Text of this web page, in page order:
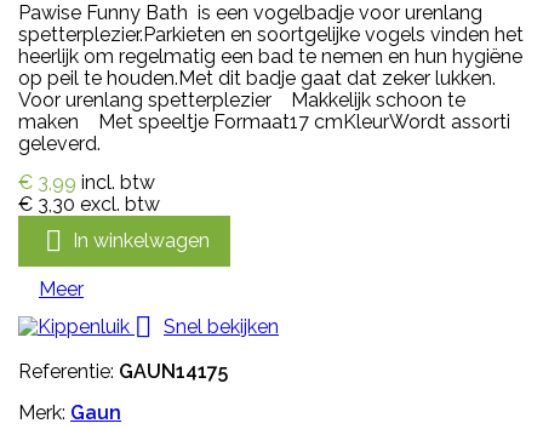
Pawise Funny Bath is een vogelbadje voor urenlang
spetterplezier.Parkieten en soortgelijke vogels vinden het
heerlijk om regelmatig een bad te nemen en hun hygiëne
op peil te houden.Met dit badje gaat dat zeker lukken.
Voor urenlang spetterplezier Makkelijk schoon te
maken Met speeltje Formaat17 cmKleurWordt assorti
geleverd.
€ 3,99 incl. btw
€ 3,30 excl. btw
 In winkelwagen
Meer

Snel bekijken
Referentie: GAUN14175
Merk: Gaun